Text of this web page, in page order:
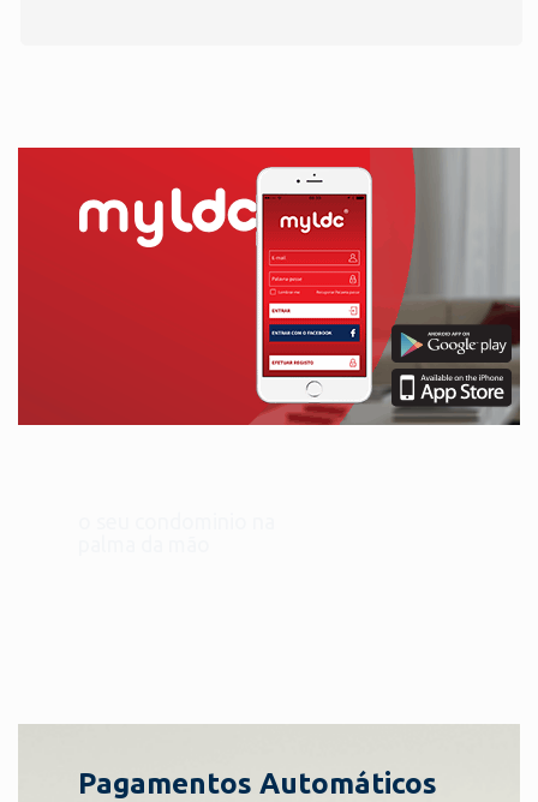
Pagamentos Automáticos